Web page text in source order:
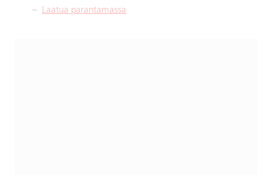
Laatua parantamassa